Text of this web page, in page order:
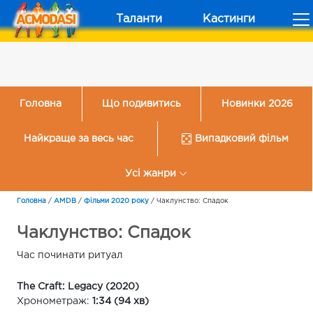
Таланти Кастинги
Головна Що подивитись Новинки 2026
Найкраще за весь час Випадковий фільм
Усі жанри
Головна / AMDB / Фільми 2020 року / Чаклунство: Спадок
Чаклунство: Спадок
Час починати ритуал
The Craft: Legacy (2020)
Хронометраж: 1:34 (94 хв)